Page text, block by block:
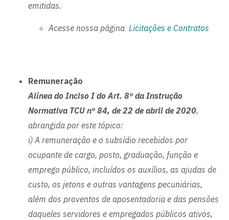
emitidas.
Acesse nossa página Licitações e Contratos
Remuneração
Alínea do Inciso I do Art. 8º da Instrução
Normativa TCU nº 84, de 22 de abril de 2020,
abrangida por este tópico:
i) A remuneração e o subsídio recebidos por
ocupante de cargo, posto, graduação, função e
emprego público, incluídos os auxílios, as ajudas de
custo, os jetons e outras vantagens pecuniárias,
além dos proventos de aposentadoria e das pensões
daqueles servidores e empregados públicos ativos,